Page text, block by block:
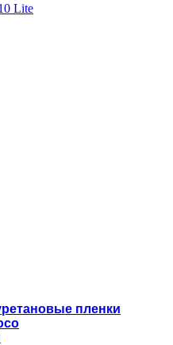
Lite
пленки